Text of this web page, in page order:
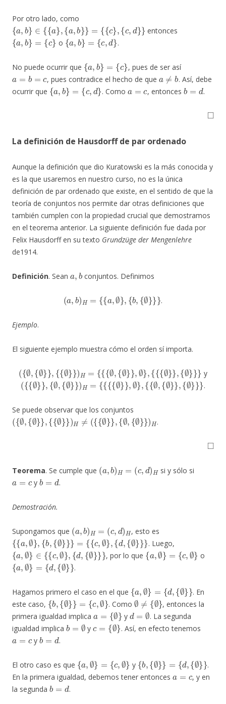
Por otro lado, como
{a, b}∈ {{a},{a,b}} ={ { c d }
entonces
{a, b} ={ }
o
{a,b}= ,d}
.
No puede ocurrir que
{a b} }
, pues de ser así
a= b=c
, pues contradice el hecho de que
a≠b
. Así, debe
ocurrir que
{a,b}={c,d}
. Como
a =c
, entonces
b= d
.
◻
La definición de Hausdorff de par ordenado
Aunque la definición que dio Kuratowski es la más conocida y
es la que usaremos en nuestro curso, no es la única
definición de par ordenado que existe, en el sentido de que la
teoría de conjuntos nos permite dar otras definiciones que
también cumplen con la propiedad crucial que demostramos
en el teorema anterior. La siguiente definición fue dada por
Felix Hausdorff en su texto Grundzüge der Mengenlehre
de1914.
Definición. Sean
b
conjuntos. Definimos
(a b) a,∅ },{ ,{ ∅}}}
.
Ejemplo.
El siguiente ejemplo muestra cómo el orden sí importa.
({∅ {∅ }} {{∅} }) {∅,{ ∅}} ∅ },{ {∅}},{ ∅}}}
y
({{∅}}, {∅,{∅}})H {{{∅}},∅ },{{∅,{∅}},{∅}}}
.
Se puede observar que los conjuntos
({∅,{∅}},{{∅}}) H≠({{∅}},{∅,{∅}})H
.
◻
Teorema. Se cumple que
(a b) ,d H
si y sólo si
a =c
y
b=d
.
Demostración.
Supongamos que
(a b) ,d H
, esto es
{{a,∅},{b,{∅}}}={{c,∅ ,{d,{∅}}}
. Luego,
{a,∅}∈ {{c ∅},{d { ∅}}}
, por lo que
{a,∅}={ ,∅ }
o
{a, ∅} ={ d,{∅}}
.
Hagamos primero el caso en el que
{a ∅} d, { ∅}}
. En
este caso,
{b,{∅}}={c,∅ }
. Como
∅ ≠{∅}
, entonces la
primera igualdad implica
a={∅}
y
d= ∅
. La segunda
igualdad implica
b=∅
y
c= ∅}
. Así, en efecto tenemos
a=c
y
b=d
.
El otro caso es que
{a ∅} ,∅ }
y
{b {∅}} d, {∅}}
.
En la primera igualdad, debemos tener entonces
=c
, y en
la segunda
b =d
.